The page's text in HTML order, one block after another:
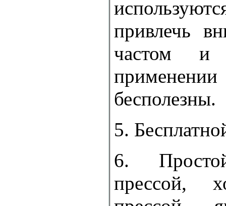
привлечь
частом и
бесполезны.
5.
6.
прессой,